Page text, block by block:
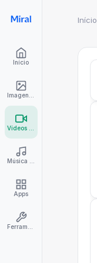
Início
Apps
Início